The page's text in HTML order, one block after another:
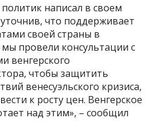
написал в своем
что поддерживает
своей страны в
мы провели консультации с
венгерского
чтобы защитить
венесуэльского кризиса,
к росту цен. Венгерское
над этим», – сообщил